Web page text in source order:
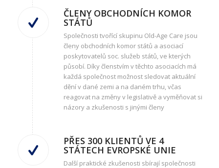
ČLENY OBCHODNÍCH KOMOR
STÁTŮ
Společnosti tvořící skupinu Old-Age Care jsou
členy obchodních komor států a asociací
poskytovatelů soc. služeb států, ve kterých
působí. Díky členstvím v těchto asociacích má
každá společnost možnost sledovat aktuální
dění v dané zemi a na daném trhu, včas
reagovat na změny v legislativě a vyměňovat si
názory a zkušenosti s jinými členy
PŘES 300 KLIENTŮ VE 4
STÁTECH EVROPSKÉ UNIE
Další praktické zkušenosti sbírají společnosti